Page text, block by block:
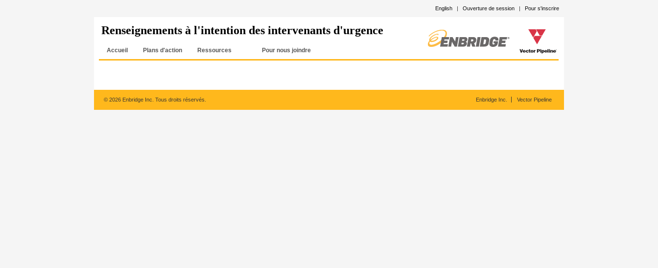
English | Ouverture de session | Pour s'inscrire
Renseignements à l'intention des intervenants d'urgence
Accueil Plans d'action Ressources Pour nous joindre
Enbridge Inc. Vector Pipeline
© 2026 Enbridge Inc. Tous droits réservés.